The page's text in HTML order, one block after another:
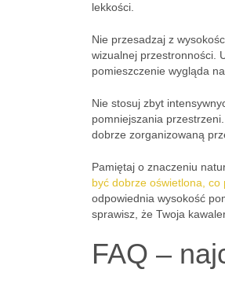
lekkości.
Nie przesadzaj z
wizualnej przestronności.
pomieszczenie wygląda
Nie stosuj zbyt
pomniejszania
dobrze zorganizowaną
Pamiętaj o znaczeniu
być dobrze oświetlona, co
odpowiednia wysokość
sprawisz, że Twoja
FAQ –